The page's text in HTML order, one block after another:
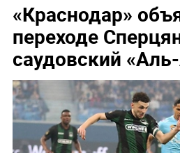
«Краснодар»
переходе
саудовский